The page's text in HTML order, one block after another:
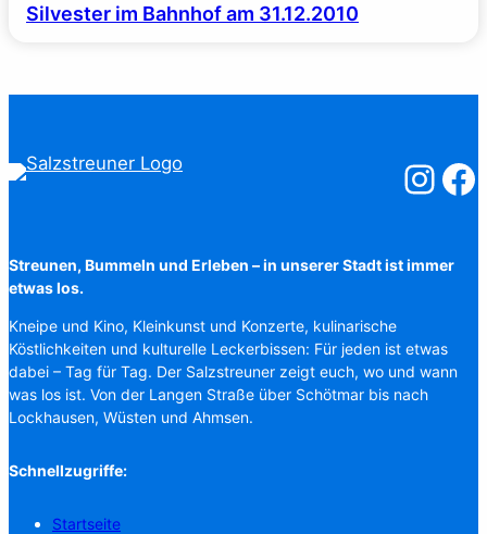
Silvester im Bahnhof am 31.12.2010
Streunen, Bummeln und Erleben – in unserer Stadt ist immer
etwas los.
Kneipe und Kino, Kleinkunst und Konzerte, kulinarische
Köstlichkeiten und kulturelle Leckerbissen: Für jeden ist etwas
dabei – Tag für Tag. Der Salzstreuner zeigt euch, wo und wann
was los ist. Von der Langen Straße über Schötmar bis nach
Lockhausen, Wüsten und Ahmsen.
Schnellzugriffe:
Startseite